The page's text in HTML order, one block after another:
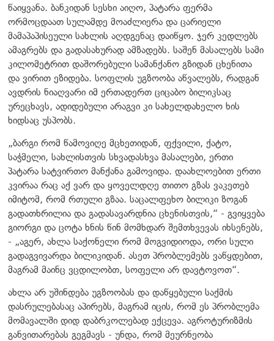
წაიყვანა. ბანკიდან სესხი აიღო, პატარა ფერმა
ორმოცდაათ სულამდე მოაძლიერა და ცარიელი
მამაპაპისეული სახლის აღდგენაც დაიწყო. ჯერ კედლებს
ამაგრებს და გადასახურად ამზადებს. საშენ მასალებს სამი
კილომეტრით დაშორებული სამანქანო გზიდან ცხენითა
და ვირით ეზიდება. სოფლის უგზოობა აწვალებს, რადგან
ავდრის ნიაღვარი იმ ერთადერთ ციცაბო ბილიკსაც
ურეცხავს, ადიდებული არაგვი კი სახელდახელო ხის
ხიდსაც უსპობს.
„ბარგი რომ წამოვიღე მცხეთიდან, ფქვილი, ქატო,
საჭმელი, სახლისთვის სხვადასხვა მასალები, ერთი
პატარა სატვირთო მანქანა გამოვიდა. დაახლოებით ერთი
კვირაა რაც აქ ვარ და ყოველდღე თითო გზას ვაკეთებ
იმიტომ, რომ რთული გზაა. საცალფეხო ბილიკი ზოგან
გადათხრილია და გადასავარდნია ცხენისთვის,“ - გვიყვება
გიორგი და ცოტა ხნის წინ მომხდარ შემთხვევას იხსენებს,
- „აგერ, ახლა საქონელი რომ მოგვიდიოდა, ორი სული
გადაგვივარდა ბილიკიდან. ასეთ პრობლემებს ვაწყდებით,
მაგრამ მაინც ვცდილობთ, სოფელი არ დავტოვოთ“.
ახლა არ უშინდება უგზოობას და დაწყებული საქმის
დასრულებასაც აპირებს, მაგრამ იცის, რომ ეს პრობლემა
მომავალში დიდ დაბრკოლებად ექცევა. აგროტურიზმის
განვითარებას გეგმავს - უნდა, რომ მეურნეობა